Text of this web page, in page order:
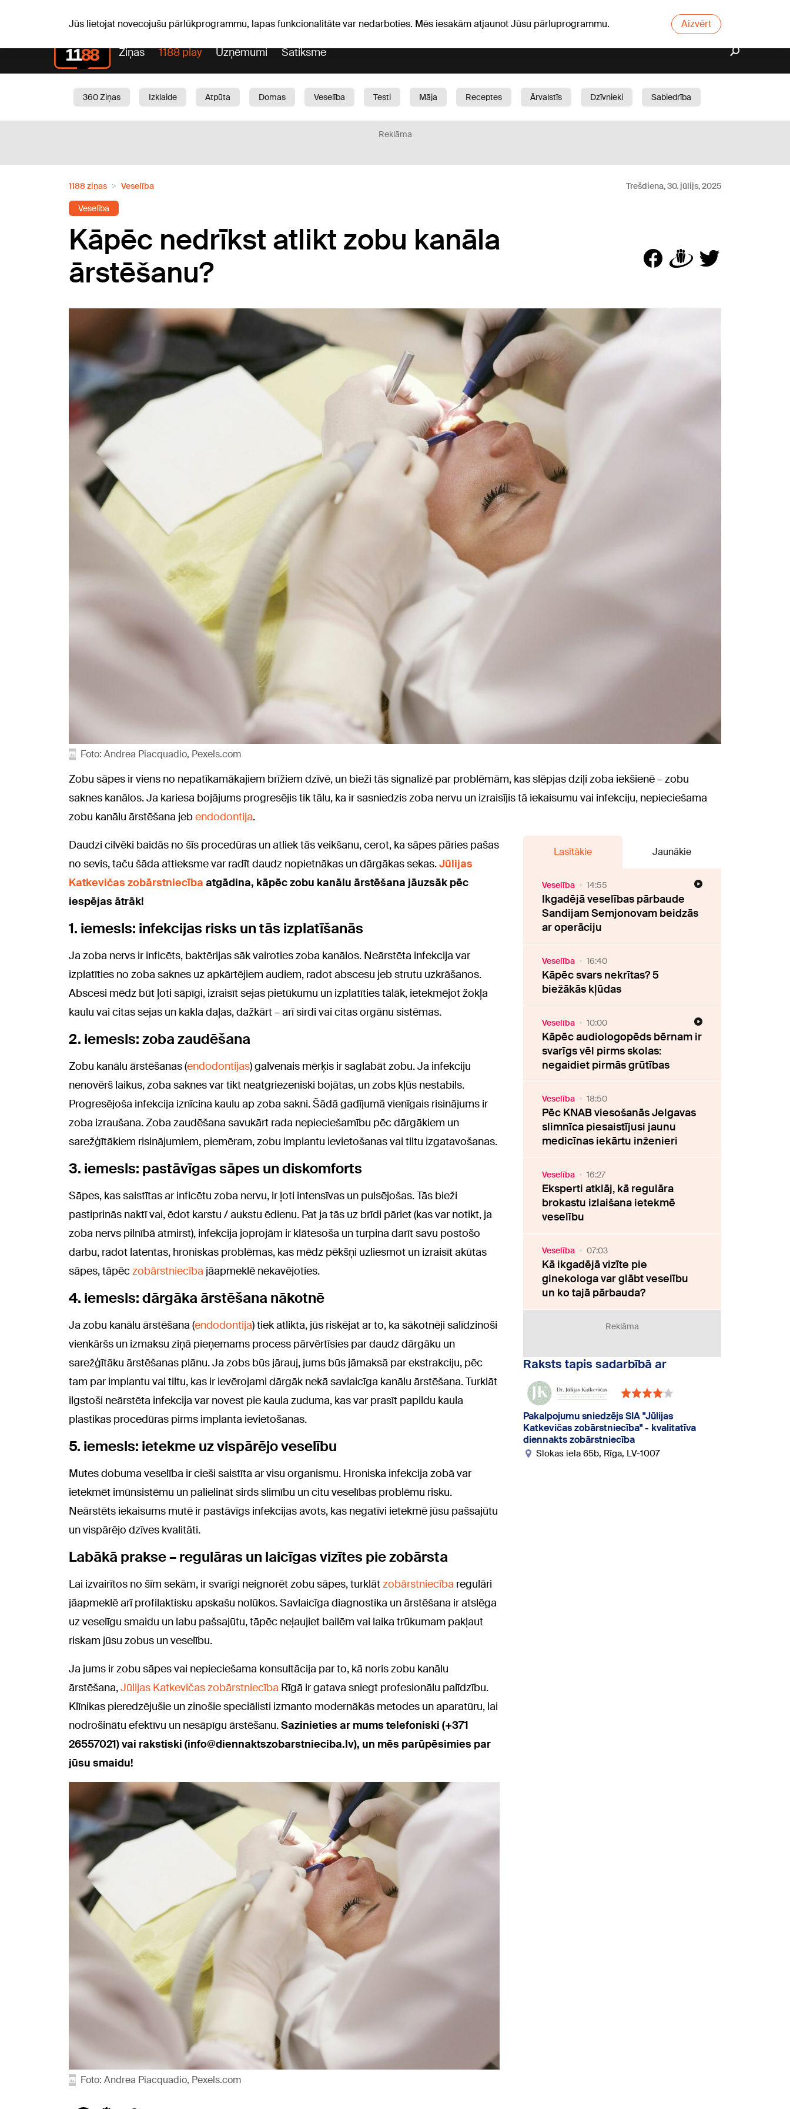
Jūs lietojat novecojušu pārlūkprogrammu, lapas funkcionalitāte var nedarboties. Mēs iesakām atjaunot Jūsu pārluprogrammu. Aizvērt
Ziņas 1188 play Uzņēmumi Satiksme
360 Ziņas Izklaide Atpūta Domas Veselība Testi Māja Receptes Ārvalstīs Dzīvnieki
Sabiedrība
Reklāma
1188 ziņas Veselība Trešdiena, 30. jūlijs, 2025
Veselība
Kāpēc nedrīkst atlikt zobu kanāla
ārstēšanu?
Foto: Andrea Piacquadio, Pexels.com
Zobu sāpes ir viens no nepatīkamākajiem brīžiem dzīvē, un bieži tās signalizē par problēmām, kas slēpjas dziļi zoba iekšienē – zobu
saknes kanālos. Ja kariesa bojājums progresējis tik tālu, ka ir sasniedzis zoba nervu un izraisījis tā iekaisumu vai infekciju, nepieciešama
zobu kanālu ārstēšana jebendodontija.
Daudzi cilvēki baidās no šīs procedūras un atliek tās veikšanu, cerot, ka sāpes pāries pašas
no sevis, taču šāda attieksme var radīt daudz nopietnākas un dārgākas sekas.Jūlijas
Katkevičas zobārstniecība atgādina, kāpēc zobu kanālu ārstēšana jāuzsāk pēc
iespējas ātrāk!
1. iemesls: infekcijas risks un tās izplatīšanās
Ja zoba nervs ir inficēts, baktērijas sāk vairoties zoba kanālos. Neārstēta infekcija var
izplatīties no zoba saknes uz apkārtējiem audiem, radot abscesu jeb strutu uzkrāšanos.
Abscesi mēdz būt ļoti sāpīgi, izraisīt sejas pietūkumu un izplatīties tālāk, ietekmējot žokļa
kaulu vai citas sejas un kakla daļas, dažkārt – arī sirdi vai citas orgānu sistēmas.
2. iemesls: zoba zaudēšana
Zobu kanālu ārstēšanas (endodontijas) galvenais mērķis ir saglabāt zobu. Ja infekciju
nenovērš laikus, zoba saknes var tikt neatgriezeniski bojātas, un zobs kļūs nestabils.
Progresējoša infekcija iznīcina kaulu ap zoba sakni. Šādā gadījumā vienīgais risinājums ir
zoba izraušana. Zoba zaudēšana savukārt rada nepieciešamību pēc dārgākiem un
sarežģītākiem risinājumiem, piemēram, zobu implantu ievietošanas vai tiltu izgatavošanas.
3. iemesls: pastāvīgas sāpes un diskomforts
Sāpes, kas saistītas ar inficētu zoba nervu, ir ļoti intensīvas un pulsējošas. Tās bieži
pastiprinās naktī vai, ēdot karstu / aukstu ēdienu. Pat ja tās uz brīdi pāriet (kas var notikt, ja
zoba nervs pilnībā atmirst), infekcija joprojām ir klātesoša un turpina darīt savu postošo
darbu, radot latentas, hroniskas problēmas, kas mēdz pēkšņi uzliesmot un izraisīt akūtas
sāpes, tāpēczobārstniecība jāapmeklē nekavējoties.
4. iemesls: dārgāka ārstēšana nākotnē
Ja zobu kanālu ārstēšana (endodontija) tiek atlikta, jūs riskējat ar to, ka sākotnēji salīdzinoši
vienkāršs un izmaksu ziņā pieņemams process pārvērtīsies par daudz dārgāku un
sarežģītāku ārstēšanas plānu. Ja zobs būs jārauj, jums būs jāmaksā par ekstrakciju, pēc
tam par implantu vai tiltu, kas ir ievērojami dārgāk nekā savlaicīga kanālu ārstēšana. Turklāt
ilgstoši neārstēta infekcija var novest pie kaula zuduma, kas var prasīt papildu kaula
plastikas procedūras pirms implanta ievietošanas.
5. iemesls: ietekme uz vispārējo veselību
Mutes dobuma veselība ir cieši saistīta ar visu organismu. Hroniska infekcija zobā var
ietekmēt imūnsistēmu un palielināt sirds slimību un citu veselības problēmu risku.
Neārstēts iekaisums mutē ir pastāvīgs infekcijas avots, kas negatīvi ietekmē jūsu pašsajūtu
un vispārējo dzīves kvalitāti.
Labākā prakse – regulāras un laicīgas vizītes pie zobārsta
Lai izvairītos no šīm sekām, ir svarīgi neignorēt zobu sāpes, turklātzobārstniecība regulāri
jāapmeklē arī profilaktisku apskašu nolūkos. Savlaicīga diagnostika un ārstēšana ir atslēga
uz veselīgu smaidu un labu pašsajūtu, tāpēc neļaujiet bailēm vai laika trūkumam pakļaut
riskam jūsu zobus un veselību.
Ja jums ir zobu sāpes vai nepieciešama konsultācija par to, kā noris zobu kanālu
ārstēšana,Jūlijas Katkevičas zobārstniecība Rīgā ir gatava sniegt profesionālu palīdzību.
Klīnikas pieredzējušie un zinošie speciālisti izmanto modernākās metodes un aparatūru, lai
nodrošinātu efektīvu un nesāpīgu ārstēšanu.Sazinieties ar mums telefoniski (+371
26557021) vai rakstiski (info@diennaktszobarstnieciba.lv), un mēs parūpēsimies par
jūsu smaidu!
Foto: Andrea Piacquadio, Pexels.com
Lasītākie Jaunākie
Veselība 14:55
Ikgadējā veselības pārbaude
Sandijam Semjonovam beidzās
ar operāciju
Veselība 16:40
Kāpēc svars nekrītas? 5
biežākās kļūdas
Veselība 10:00
Kāpēc audiologopēds bērnam ir
svarīgs vēl pirms skolas:
negaidiet pirmās grūtības
Veselība 18:50
Pēc KNAB viesošanās Jelgavas
slimnīca piesaistījusi jaunu
medicīnas iekārtu inženieri
Veselība 16:27
Eksperti atklāj, kā regulāra
brokastu izlaišana ietekmē
veselību
Veselība 07:03
Kā ikgadējā vizīte pie
ginekologa var glābt veselību
un ko tajā pārbauda?
Reklāma
Raksts tapis sadarbībā ar
Pakalpojumu sniedzējs SIA "Jūlijas
Katkevičas zobārstniecība" - kvalitatīva
diennakts zobārstniecība
Slokas iela 65b, Rīga, LV-1007